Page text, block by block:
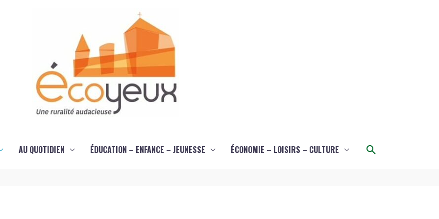
AU QUOTIDIEN ÉDUCATION – ENFANCE – JEUNESSE ÉCONOMIE – LOISIRS – CULTURE Rechercher